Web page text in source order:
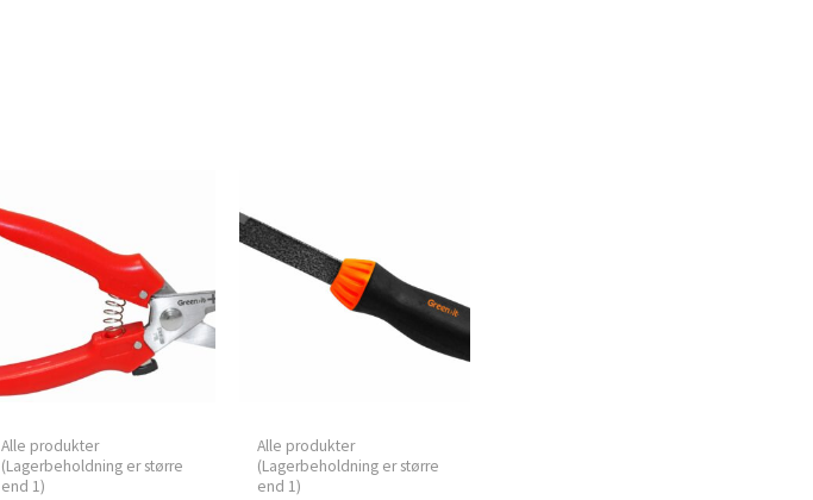
Alle produkter
(Lagerbeholdning er større
end 1)
Alle produkter
(Lagerbeholdning er større
end 1)